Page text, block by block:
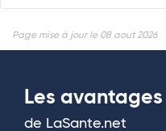
Page mise à jour le 08 aout 2026
Les avantages
de LaSante.net